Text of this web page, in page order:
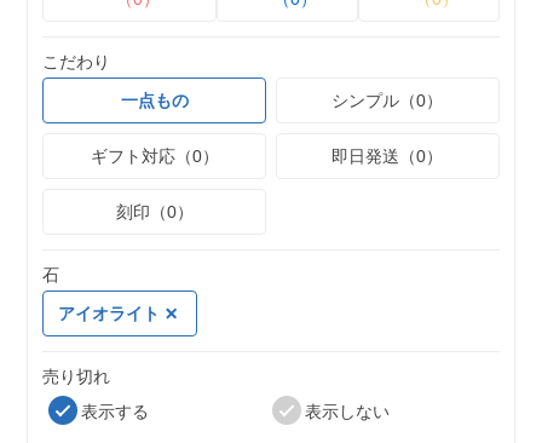
こだわり
一点もの
シンプル（0）
ギフト対応（0） 即日発送（0）
刻印（0）
石
アイオライト
売り切れ
表示する
表示しない